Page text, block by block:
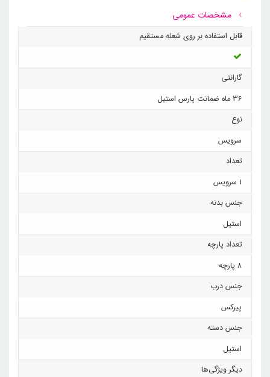
مشخصات عمومی
قابل استفاده بر روی شعله مستقیم
گارانتی
36 ماه ضمانت پارس استیل
نوع
سرویس
تعداد
1 سرویس
جنس بدنه
استیل
تعداد پارچه
8 پارچه
جنس درب
پیرکس
جنس دسته
استیل
دیگر ویژگی‌ها